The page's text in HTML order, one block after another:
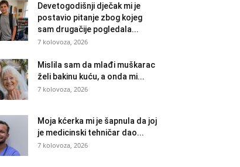
Devetogodišnji dječak mi je
postavio pitanje zbog kojeg
sam drugačije pogledala...
7 kolovoza, 2026
Mislila sam da mlađi muškarac
želi bakinu kuću, a onda mi...
7 kolovoza, 2026
Moja kćerka mi je šapnula da joj
je medicinski tehničar dao...
7 kolovoza, 2026